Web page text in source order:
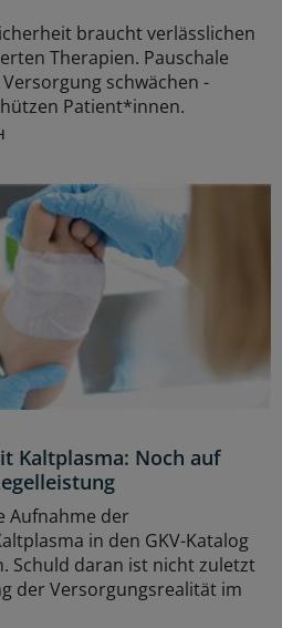
braucht verlässlichen
Therapien. Pauschale
schwächen -
Patient*innen.
Kaltplasma: Noch auf
Aufnahme der
in den GKV-Katalog
Schuld daran ist nicht zuletzt
der Versorgungsrealität im